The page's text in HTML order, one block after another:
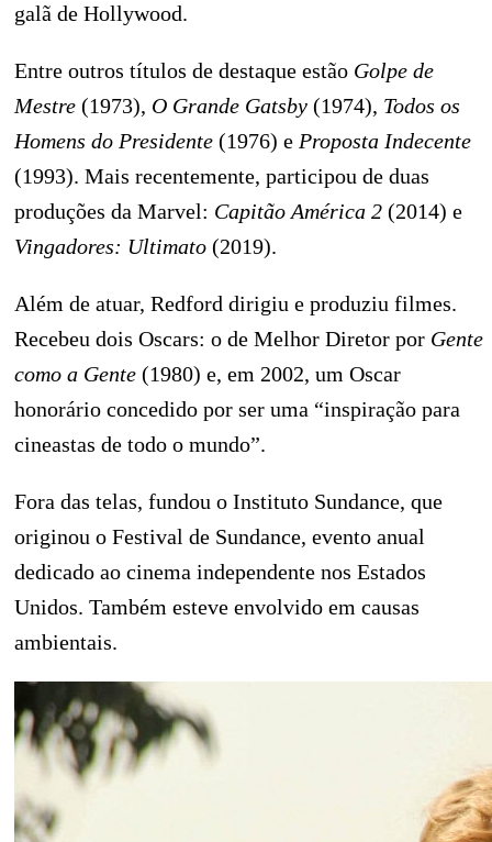
galã de Hollywood.
Entre outros títulos de destaque estão Golpe de
Mestre (1973), O Grande Gatsby (1974), Todos os
Homens do Presidente (1976) e Proposta Indecente
(1993). Mais recentemente, participou de duas
produções da Marvel: Capitão América 2 (2014) e
Vingadores: Ultimato (2019).
Além de atuar, Redford dirigiu e produziu filmes.
Recebeu dois Oscars: o de Melhor Diretor por Gente
como a Gente (1980) e, em 2002, um Oscar
honorário concedido por ser uma “inspiração para
cineastas de todo o mundo”.
Fora das telas, fundou o Instituto Sundance, que
originou o Festival de Sundance, evento anual
dedicado ao cinema independente nos Estados
Unidos. Também esteve envolvido em causas
ambientais.